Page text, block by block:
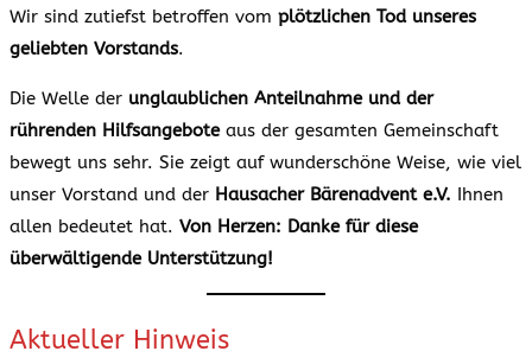
Wir sind zutiefst betroffen vom plötzlichen Tod unseres
geliebten Vorstands.
Die Welle der unglaublichen Anteilnahme und der
rührenden Hilfsangeboteaus der gesamten Gemeinschaft
bewegt uns sehr. Sie zeigt auf wunderschöne Weise, wie viel
unser Vorstand und der Hausacher Bärenadvent e.V. Ihnen
allen bedeutet hat. Von Herzen: Danke für diese
überwältigende Unterstützung!
Aktueller Hinweis